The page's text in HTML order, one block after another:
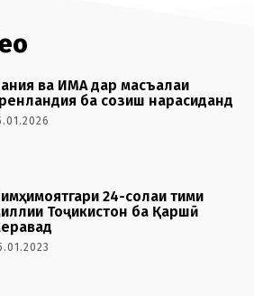
ва ИМА дар масъалаи
ба созиш нарасиданд
24-солаи тими
Тоҷикистон ба Қаршӣ